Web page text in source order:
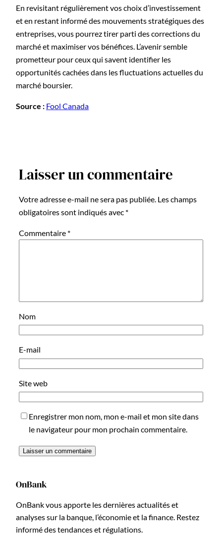
En revisitant régulièrement vos choix d’investissement
et en restant informé des mouvements stratégiques des
entreprises, vous pourrez tirer parti des corrections du
marché et maximiser vos bénéfices. L’avenir semble
prometteur pour ceux qui savent identifier les
opportunités cachées dans les fluctuations actuelles du
marché boursier.
Source : Fool Canada
Laisser un commentaire
Votre adresse e-mail ne sera pas publiée. Les champs
obligatoires sont indiqués avec *
Commentaire *
Nom
E-mail
Site web
Enregistrer mon nom, mon e-mail et mon site dans
le navigateur pour mon prochain commentaire.
OnBank
OnBank vous apporte les dernières actualités et
analyses sur la banque, l’économie et la finance. Restez
informé des tendances et régulations.